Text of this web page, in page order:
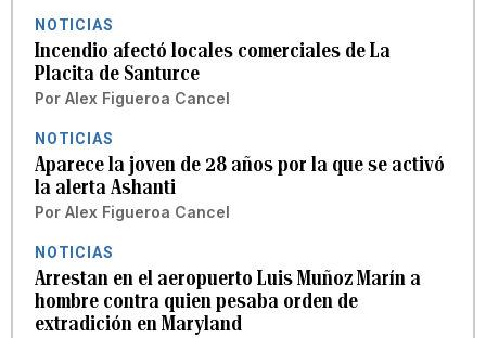
NOTICIAS
Incendio afectó locales comerciales de La
Placita de Santurce
Por Alex Figueroa Cancel
NOTICIAS
Aparece la joven de 28 años por la que se activó
la alerta Ashanti
Por Alex Figueroa Cancel
NOTICIAS
Arrestan en el aeropuerto Luis Muñoz Marín a
hombre contra quien pesaba orden de
extradición en Maryland